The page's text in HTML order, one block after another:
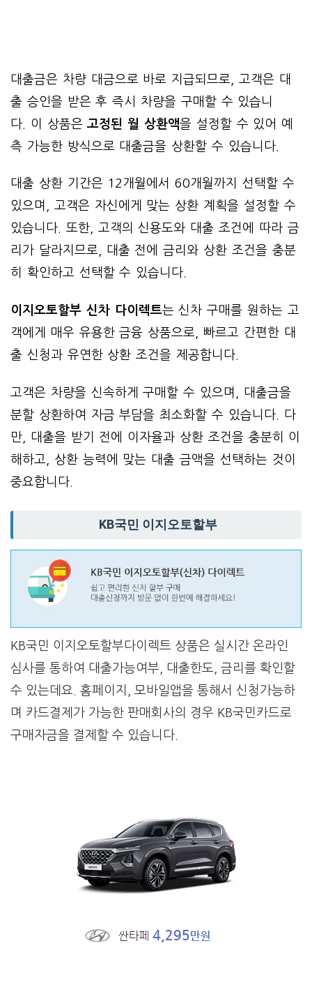
대출금은 차량 대금으로 바로 지급되므로, 고객은 대
출 승인을 받은 후 즉시 차량을 구매할 수 있습니
다. 이 상품은고정된 월 상환액을 설정할 수 있어 예
측 가능한 방식으로 대출금을 상환할 수 있습니다.
대출 상환 기간은 12개월에서 60개월까지 선택할 수
있으며, 고객은 자신에게 맞는 상환 계획을 설정할 수
있습니다. 또한, 고객의 신용도와 대출 조건에 따라 금
리가 달라지므로, 대출 전에 금리와 상환 조건을 충분
히 확인하고 선택할 수 있습니다.
이지오토할부 신차 다이렉트는 신차 구매를 원하는 고
객에게 매우 유용한 금융 상품으로, 빠르고 간편한 대
출 신청과 유연한 상환 조건을 제공합니다.
고객은 차량을 신속하게 구매할 수 있으며, 대출금을
분할 상환하여 자금 부담을 최소화할 수 있습니다. 다
만, 대출을 받기 전에 이자율과 상환 조건을 충분히 이
해하고, 상환 능력에 맞는 대출 금액을 선택하는 것이
중요합니다.
KB국민 이지오토할부
KB국민 이지오토할부다이렉트 상품은 실시간 온라인
심사를 통하여 대출가능여부, 대출한도, 금리를 확인할
수 있는데요. 홈페이지, 모바일앱을 통해서 신청가능하
며 카드결제가 가능한 판매회사의 경우 KB국민카드로
구매자금을 결제할 수 있습니다.